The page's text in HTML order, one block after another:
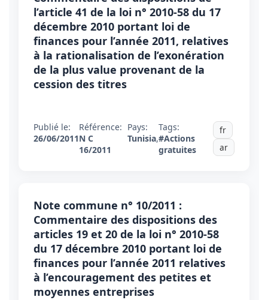
l’article 41 de la loi n° 2010-58 du 17
décembre 2010 portant loi de
finances pour l’année 2011, relatives
à la rationalisation de l’exonération
de la plus value provenant de la
cession des titres
Publié le:
26/06/2011
Référence:
N C
16/2011
Pays:
Tunisia,
Tags:
#Actions
gratuites
fr
ar
Note commune n° 10/2011 :
Commentaire des dispositions des
articles 19 et 20 de la loi n° 2010-58
du 17 décembre 2010 portant loi de
finances pour l’année 2011 relatives
à l’encouragement des petites et
moyennes entreprises